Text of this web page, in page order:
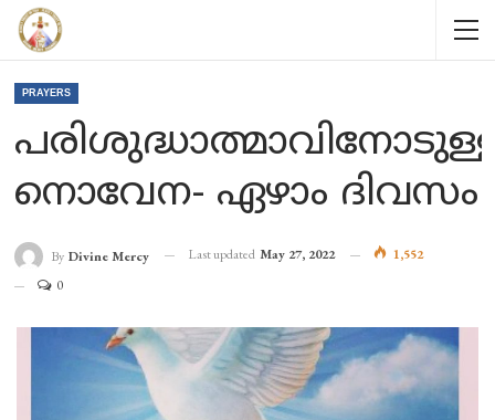
PRAYERS
നൊവേന- ഏഴാം ദിവസം
By Divine Mercy Last updated May 27, 2022
1,552
0